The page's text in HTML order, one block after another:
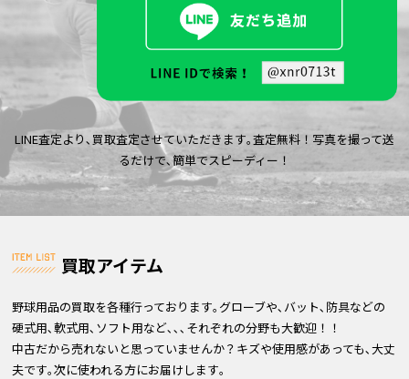
LINE査定より､買取査定させていただきます｡査定無料！写真を撮って送
るだけで､簡単でスピーディー！
買取アイテム
野球用品の買取を各種行っております｡グローブや､バット､防具などの
硬式用､軟式用､ソフト用など､､､それぞれの分野も大歓迎！！
中古だから売れないと思っていませんか？キズや使用感があっても､大丈
夫です｡次に使われる方にお届けします｡